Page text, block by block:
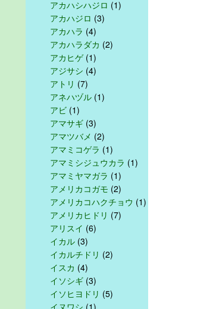
アカハシハジロ (1)
アカハジロ (3)
アカハラ (4)
アカハラダカ (2)
アカヒゲ(1)
アジサシ (4)
アトリ (7)
アネハヅル (1)
アビ (1)
アマサギ (3)
アマツバメ (2)
アマミコゲラ (1)
アマミシジュウカラ (1)
アマミヤマガラ (1)
アメリカコガモ (2)
アメリカコハクチョウ (1)
アメリカヒドリ (7)
アリスイ (6)
イカル (3)
イカルチドリ (2)
イスカ (4)
イソシギ (3)
イソヒヨドリ (5)
イヌワシ (1)